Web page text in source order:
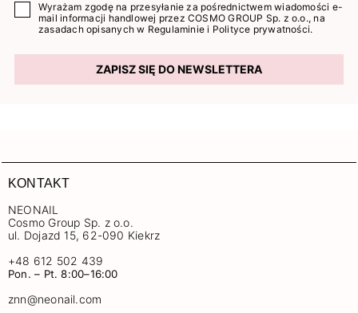
Wyrażam zgodę na przesyłanie za pośrednictwem wiadomości e-
mail informacji handlowej przez COSMO GROUP Sp. z o.o., na
zasadach opisanych w Regulaminie i Polityce prywatności.
ZAPISZ SIĘ DO NEWSLETTERA
KONTAKT
NEONAIL
Cosmo Group Sp. z o.o.
ul. Dojazd 15, 62-090 Kiekrz
+48 612 502 439
Pon. – Pt. 8:00–16:00
znn@neonail.com